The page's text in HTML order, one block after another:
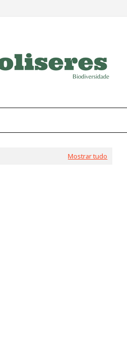
Mostrar tudo